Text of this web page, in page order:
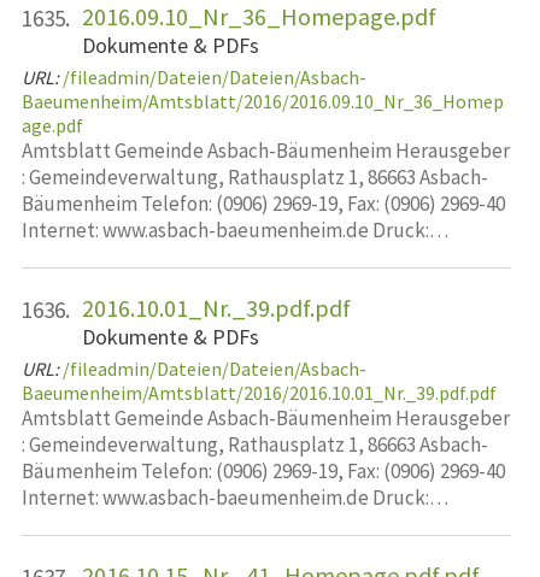
1635. 2016.09.10_Nr_36_Homepage.pdf
Dokumente & PDFs
URL: /fileadmin/Dateien/Dateien/Asbach-
Baeumenheim/Amtsblatt/2016/2016.09.10_Nr_36_Homep
age.pdf
Amtsblatt Gemeinde Asbach-Bäumenheim Herausgeber
: Gemeindeverwaltung, Rathausplatz 1, 86663 Asbach-
Bäumenheim Telefon: (0906) 2969-19, Fax: (0906) 2969-40
Internet: www.asbach-baeumenheim.de Druck:…
1636. 2016.10.01_Nr._39.pdf.pdf
Dokumente & PDFs
URL: /fileadmin/Dateien/Dateien/Asbach-
Baeumenheim/Amtsblatt/2016/2016.10.01_Nr._39.pdf.pdf
Amtsblatt Gemeinde Asbach-Bäumenheim Herausgeber
: Gemeindeverwaltung, Rathausplatz 1, 86663 Asbach-
Bäumenheim Telefon: (0906) 2969-19, Fax: (0906) 2969-40
Internet: www.asbach-baeumenheim.de Druck:…